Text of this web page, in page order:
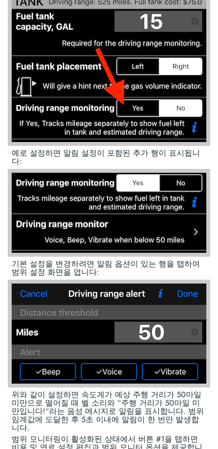
예로 설정하면 알림 설정이 포함된 추가 행이 표시됩니
다:
기본 설정을 변경하려면 알림 옵션이 있는 행을 탭하여
범위 설정 화면을 엽니다:
위와 같이 설정하면 속도계가 예상 주행 거리가 50마일
미만으로 떨어질 때 벨 소리와 “주행 거리가 50마일 미
만입니다!“라는 음성 메시지로 알림을 표시합니다. 범위
임계값에 도달한 후 5초 이내에 알림이 한 번만 발생합
니다.
범위 모니터링이 활성화된 상태에서 버튼 #1을 탭하면